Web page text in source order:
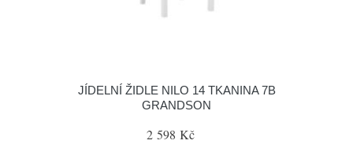
JÍDELNÍ ŽIDLE NILO 14 TKANINA 7B
GRANDSON
2 598 Kč